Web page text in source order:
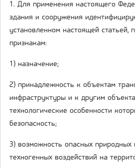
1. Для применения настоящего
здания и сооружения
установленном настоящей статьей,
признакам:
1) назначение;
2) принадлежность к объектам
инфраструктуры и к другим
технологические особенности
безопасность;
3) возможность опасных природных
техногенных воздействий на